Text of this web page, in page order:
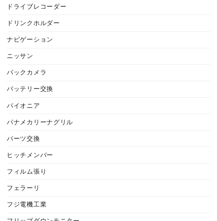
ドライブレコーダー
ドリンクホルダー
ナビゲーション
ニッサン
バックカメラ
バッテリー交換
パイオニア
パナメカリーナグリル
パーツ交換
ヒッチメンバー
フィルム張り
フェラーリ
フジ電機工業